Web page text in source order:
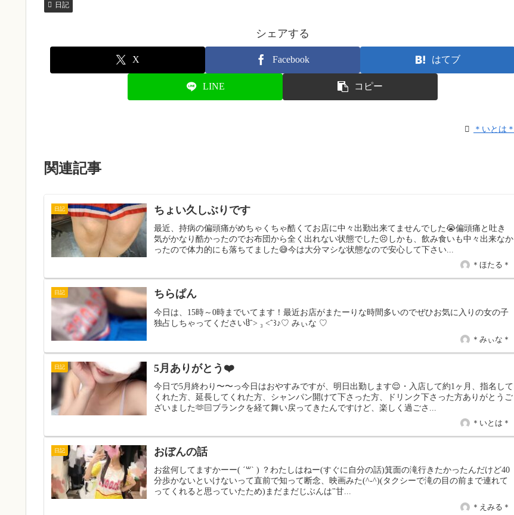
日記
シェアする
X Facebook はてブ
LINE コピー
＊いとは＊
関連記事
日記 ちょい久しぶりです
最近、持病の偏頭痛がめちゃくちゃ酷くてお店に中々出勤出来てませんでした😭偏頭痛と吐き
気がかなり酷かったのでお布団から全く出れない状態でした😣しかも、飲み食いも中々出来なか
ったので体力的にも落ちてました😅今は大分マシな状態なので安心して下さい...
＊ほたる＊
日記 ちらぱん
今日は、15時～0時までいてます！最近お店がまたーりな時間多いのでぜひお気に入りの女の子
独占しちゃってくださいჱ̒ˆ> ₃ <ˆ︎꒱♪♡ みぃな ♡
＊みぃな＊
日記 5月ありがとう❤️
今日で5月終わり〜〜っ今日はおやすみですが、明日出勤します😌・入店して約1ヶ月、指名して
くれた方、延長してくれた方、シャンパン開けて下さった方、ドリンク下さった方ありがとうご
ざいました🫶🏻ブランクを経て舞い戻ってきたんですけど、楽しく過ごさ...
＊いとは＊
日記 おぼんの話
お盆何してますかーー( ˊ꒳ˋ ) ？わたしはねー(すぐに自分の話)箕面の滝行きたかったんだけど40
分歩かないといけないって直前で知って断念、映画みた(^-^)(タクシーで滝の目の前まで連れて
ってくれると思っていたため)まだまだじぶんは"甘...
＊えみる＊